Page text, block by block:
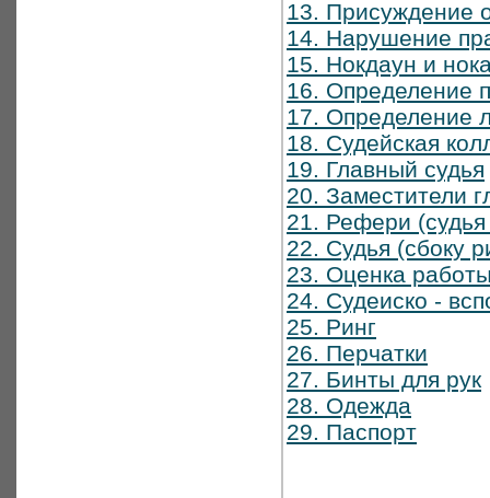
13. Присуждение
14. Нарушение
15. Нокдаун и
16. Определение
17. Определение
18. Судейская
19. Главный судья
20. Заместители
21. Рефери (судья
22. Судья (сбоку
23. Оценка
24. Судеиско -
25. Ринг
26. Перчатки
27. Бинты для рук
28. Одежда
29. Паспорт